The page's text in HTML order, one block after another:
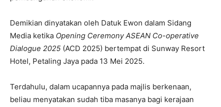
Demikian dinyatakan oleh Datuk Ewon dalam Sidang
Media ketika Opening Ceremony ASEAN Co-operative
Dialogue 2025 (ACD 2025) bertempat di Sunway Resort
Hotel, Petaling Jaya pada 13 Mei 2025.
Terdahulu, dalam ucapannya pada majlis berkenaan,
beliau menyatakan sudah tiba masanya bagi kerajaan